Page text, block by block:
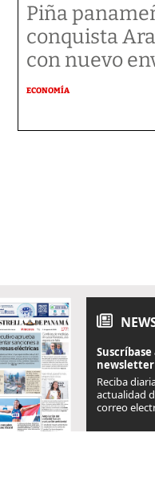
Piña
conquista
con nuevo
ECONOMÍA
newsletter
Reciba
actualidad
correo